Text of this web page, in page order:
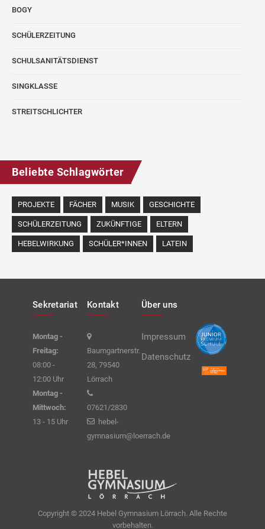
BOGY
SCHÜLERZEITUNG
SCHULSANITÄTSDIENST
SINGKLASSE
STREITSCHLICHTER
Beliebte Schlagwörter
PROJEKTE FÄCHER MUSIK GESCHICHTE
SCHÜLERZEITUNG ZUKÜNFTIGE ELTERN
HEBELWIRKUNG SCHÜLER*INNEN LATEIN
Sekretariat
Montag -
Freitag:
08:00 -
12:00 Uhr
Montag -
Mittwoch:
13 - 15 Uhr
Kontakt
Baumgartnerstr.
28, 79540
Lörrach
07621/2830
hebel-
gymnasium@loerrach.de
Über uns
Impressum
Datenschutz
Copyright © 2024 Hebel Gymnasium Lörrach. Alle Rechte
vorbehalten.